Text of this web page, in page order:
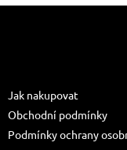
Jak nakupovat
Obchodní podmínky
Podmínky ochrany